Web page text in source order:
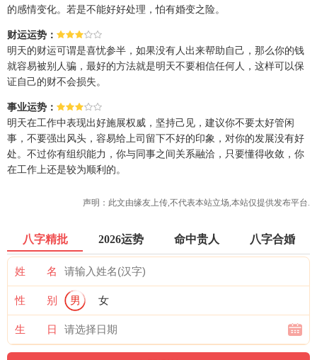
的感情变化。若是不能好好处理，怕有婚变之险。
财运运势：
明天的财运可谓是喜忧参半，如果没有人出来帮助自己，那么你的钱
就容易被别人骗，最好的方法就是明天不要相信任何人，这样可以保
证自己的财不会损失。
事业运势：
明天在工作中表现出好施展权威，坚持己见，建议你不要太好管闲
事，不要强出风头，容易给上司留下不好的印象，对你的发展没有好
处。不过你有组织能力，你与同事之间关系融洽，只要懂得收敛，你
在工作上还是较为顺利的。
声明：此文由缘友上传,不代表本站立场,本站仅提供发布平台.
八字精批 2026运势 命中贵人 八字合婚
姓 名
性 别 男 女
生 日